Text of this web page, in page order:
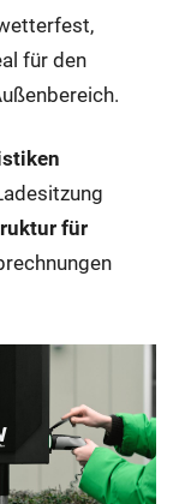
für den
für